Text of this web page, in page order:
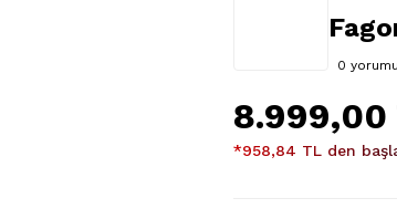
0
8.999,00
*958,84 TL den